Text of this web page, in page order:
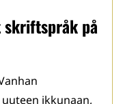
på
ikkunaan,